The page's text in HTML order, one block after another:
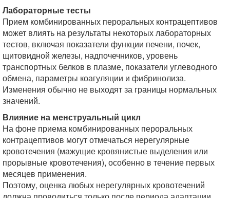
Лабораторные тесты
Прием комбинированных пероральных контрацептивов
может влиять на результаты некоторых лабораторных
тестов, включая показатели функции печени, почек,
щитовидной железы, надпочечников, уровень
транспортных белков в плазме, показатели углеводного
обмена, параметры коагуляции и фибринолиза.
Изменения обычно не выходят за границы нормальных
значений.
Влияние на менструальный цикл
На фоне приема комбинированных пероральных
контрацептивов могут отмечаться нерегулярные
кровотечения (мажущие кровянистые выделения или
прорывные кровотечения), особенно в течение первых
месяцев применения.
Поэтому, оценка любых нерегулярных кровотечений